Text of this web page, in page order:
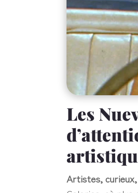
Les
Artistes,